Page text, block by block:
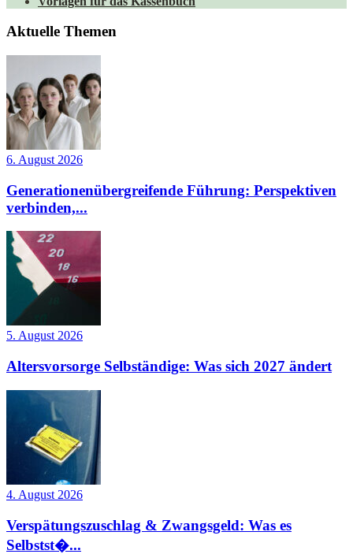
Aktuelle Themen
6. August 2026
Generationenübergreifende Führung: Perspektiven
verbinden,...
5. August 2026
Altersvorsorge Selbständige: Was sich 2027 ändert
4. August 2026
Verspätungszuschlag & Zwangsgeld: Was es
Selbstst�...